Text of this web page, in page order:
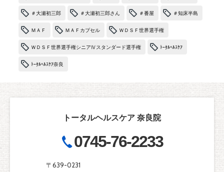
＃大瀬初三郎 ＃大瀬初三郎さん ＃番屋 ＃知床半島
ＭＡＦ ＭＡＦカプセル ＷＤＳＦ世界選手権
ＷＤＳＦ世界選手権シニアⅣスタンダード選手権 ﾄｰﾀﾙﾍﾙｽｹｱ
ﾄｰﾀﾙﾍﾙｽｹｱ奈良
トータルヘルスケア 奈良院
0745-76-2233
〒639-0231